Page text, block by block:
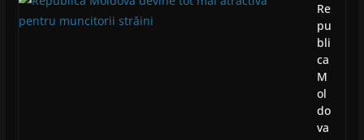
Re
pu
bli
ca
M
ol
do
va